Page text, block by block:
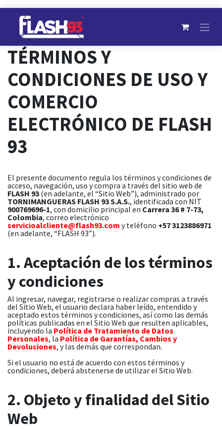
Ir al contenido
TÉRMINOS Y
CONDICIONES DE USO Y
COMERCIO
ELECTRÓNICO DE FLASH
93
El presente documento regula los términos y condiciones de
acceso, navegación, uso y compra a través del sitio web de
FLASH 93 (en adelante, el “Sitio Web”), administrado por
TORNIMANGUERAS FLASH 93 S.A.S., identificada con NIT
900769696-1, con domicilio principal en Carrera 36 # 7-73,
Colombia, correo electrónico
servicioalcliente@flash93.com y teléfono +57 3123886971
(en adelante, “FLASH 93”).
1. Aceptación de los términos
y condiciones
Al ingresar, navegar, registrarse o realizar compras a través
del Sitio Web, el usuario declara haber leído, entendido y
aceptado estos términos y condiciones, así como las demás
políticas publicadas en el Sitio Web que resulten aplicables,
incluyendo la Política de Tratamiento de Datos
Personales, la Política de Garantías, Cambios y
Devoluciones, y las demás que correspondan.
Si el usuario no está de acuerdo con estos términos y
condiciones, deberá abstenerse de utilizar el Sitio Web.
2. Objeto y finalidad del Sitio
Web